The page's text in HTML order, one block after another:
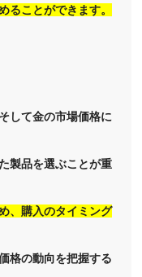
ることができます。
して金の市場価格に
製品を選ぶことが重
、購入のタイミング
格の動向を把握する